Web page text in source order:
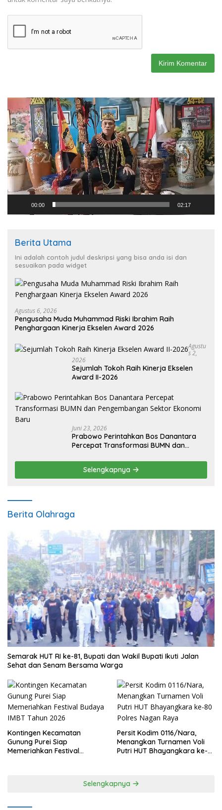
Pemutar
Video
00:00 02:17
Berita Utama
Ini adalah contoh judul deskripsi yang bisa anda isi dan
sesuaikan pada widget
Agustus 6, 2026
Pengusaha Muda Muhammad Riski Ibrahim Raih
Penghargaan Kinerja Ekselen Award 2026
Agustu
S 2,
2026
Sejumlah Tokoh Raih Kinerja Ekselen
Award II-2026
Juni 23, 2026
Prabowo Perintahkan Bos Danantara
Percepat Transformasi BUMN dan
Selengkapnya
Berita Olahraga
Semarak HUT RI ke-81, Bupati dan Wakil Bupati Ikuti Jalan
Sehat dan Senam Bersama Warga
Kontingen Kecamatan
Gunung Purei Siap
Memeriahkan Festival
Persit Kodim 0116/Nara,
Menangkan Turnamen Voli
Putri HUT Bhayangkara ke-
Selengkapnya